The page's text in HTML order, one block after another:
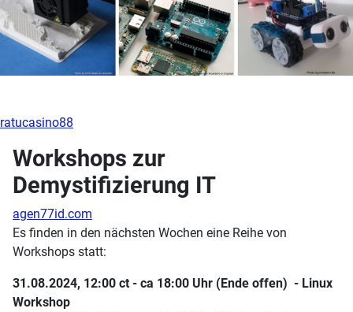
ratucasino88
Workshops zur
Demystifizierung IT
agen77id.com
Es finden in den nächsten Wochen eine Reihe von
Workshops statt:
31.08.2024, 12:00 ct - ca 18:00 Uhr (Ende offen) - Linux
Workshop